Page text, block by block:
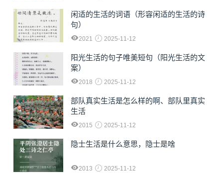
闲适的生活的词语（形容闲适的生活的诗
句）
2021 2025-11-12
阳光生活的句子唯美短句（阳光生活的文
案）
2018 2025-11-12
部队真实生活是怎么样的啊、部队里真实
生活
2015 2025-11-12
隐士生活是什么意思，隐士是啥
2013 2025-11-12